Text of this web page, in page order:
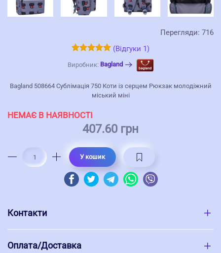
Перегляди: 716
(Відгуки 1)
Виробник: Bagland
Bagland 508664 Сублімація 750 Коти із серцем Рюкзак молодіжний
міський міні
НЕМАЄ В НАЯВНОСТІ
407.60 грн
У кошик
Контакти
Оплата/Доставка